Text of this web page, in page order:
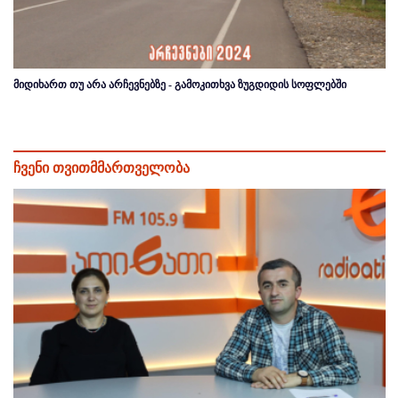
მიდიხართ თუ არა არჩევნებზე - გამოკითხვა ზუგდიდის სოფლებში
ჩვენი თვითმმართველობა